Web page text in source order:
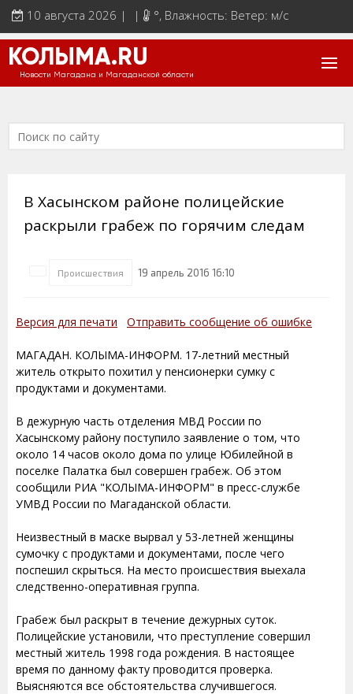
10 августа 2026 | | °, Влажность: Ветер: м/с
КОЛЫМА.RU
Новости Магадана и Магаданской области
В Хасынском районе полицейские
раскрыли грабеж по горячим следам
Происшествия 19 апрель 2016 16:10
Версия для печати Отправить сообщение об ошибке
МАГАДАН. КОЛЫМА-ИНФОРМ. 17-летний местный
житель открыто похитил у пенсионерки сумку с
продуктами и документами.
В дежурную часть отделения МВД России по
Хасынскому району поступило заявление о том, что
около 14 часов около дома по улице Юбилейной в
поселке Палатка был совершен грабеж. Об этом
сообщили РИА "КОЛЫМА-ИНФОРМ" в пресс-службе
УМВД России по Магаданской области.
Неизвестный в маске вырвал у 53-летней женщины
сумочку с продуктами и документами, после чего
поспешил скрыться. На место происшествия выехала
следственно-оперативная группа.
Грабеж был раскрыт в течение дежурных суток.
Полицейские установили, что преступление совершил
местный житель 1998 года рождения. В настоящее
время по данному факту проводится проверка.
Выясняются все обстоятельства случившегося.